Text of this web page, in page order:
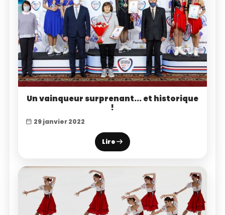
Un vainqueur surprenant... et historique
!
29 janvier 2022
Lire